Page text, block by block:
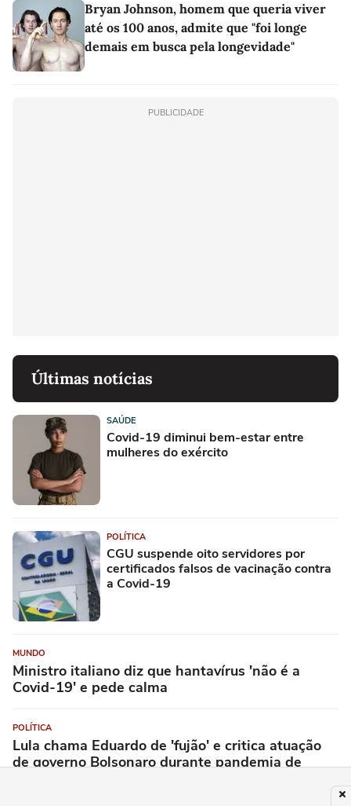
Bryan Johnson, homem que queria viver
até os 100 anos, admite que "foi longe
demais em busca pela longevidade"
PUBLICIDADE
Últimas notícias
SAÚDE
Covid-19 diminui bem-estar entre
mulheres do exército
POLÍTICA
CGU suspende oito servidores por
certificados falsos de vacinação contra
a Covid-19
MUNDO
Ministro italiano diz que hantavírus 'não é a
Covid-19' e pede calma
POLÍTICA
Lula chama Eduardo de 'fujão' e critica atuação
de governo Bolsonaro durante pandemia de